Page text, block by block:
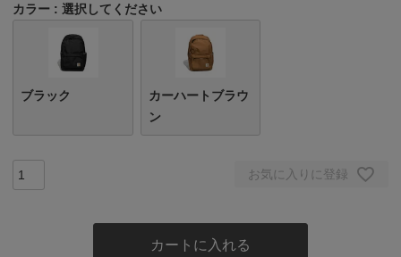
カラー 選択してください
ブラック
カーハートブラウ
ン
お気に入りに登録
カートに入れる